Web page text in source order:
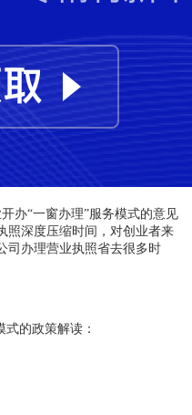
办“一窗办理”服务模式的意见
照深度压缩时间，对创业者来
司办理营业执照省去很多时
的政策解读：